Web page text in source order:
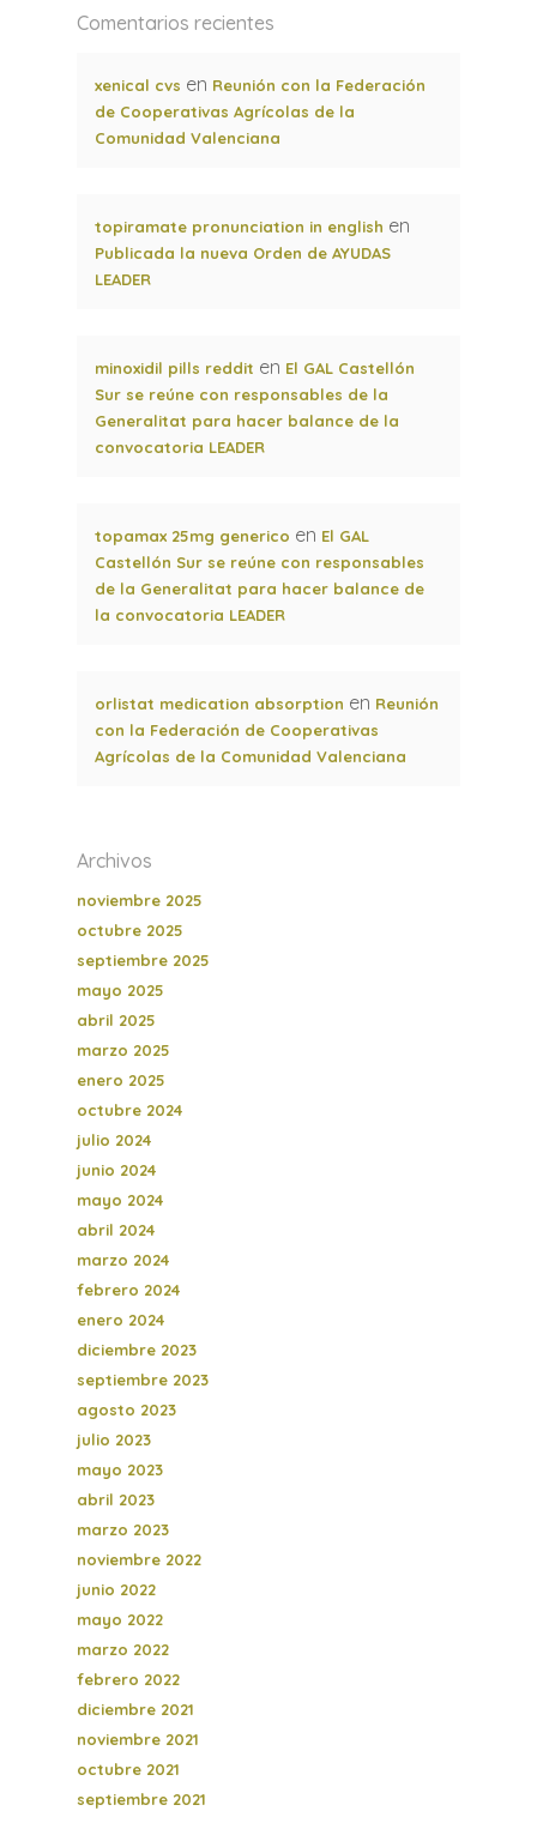
Comentarios recientes
xenical cvs en Reunión con la Federación
de Cooperativas Agrícolas de la
Comunidad Valenciana
topiramate pronunciation in english en
Publicada la nueva Orden de AYUDAS
LEADER
minoxidil pills reddit en El GAL Castellón
Sur se reúne con responsables de la
Generalitat para hacer balance de la
convocatoria LEADER
topamax 25mg generico en El GAL
Castellón Sur se reúne con responsables
de la Generalitat para hacer balance de
la convocatoria LEADER
orlistat medication absorption en Reunión
con la Federación de Cooperativas
Agrícolas de la Comunidad Valenciana
Archivos
noviembre 2025
octubre 2025
septiembre 2025
mayo 2025
abril 2025
marzo 2025
enero 2025
octubre 2024
julio 2024
junio 2024
mayo 2024
abril 2024
marzo 2024
febrero 2024
enero 2024
diciembre 2023
septiembre 2023
agosto 2023
julio 2023
mayo 2023
abril 2023
marzo 2023
noviembre 2022
junio 2022
mayo 2022
marzo 2022
febrero 2022
diciembre 2021
noviembre 2021
octubre 2021
septiembre 2021